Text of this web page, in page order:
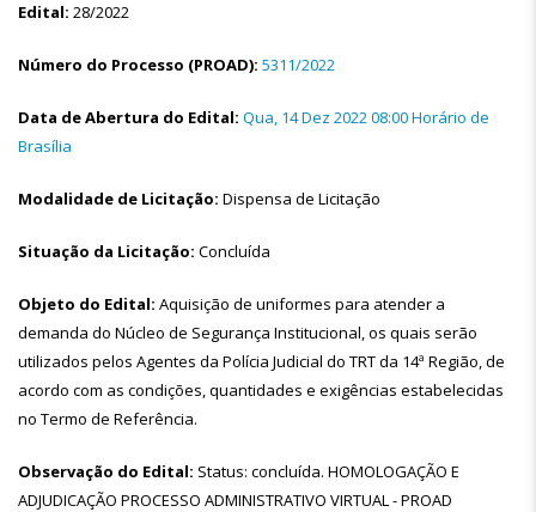
Edital: 28/2022
Número do Processo (PROAD): 5311/2022
Data de Abertura do Edital: Qua, 14 Dez 2022 08:00 Horário de
Brasília
Modalidade de Licitação: Dispensa de Licitação
Situação da Licitação: Concluída
Objeto do Edital: Aquisição de uniformes para atender a
demanda do Núcleo de Segurança Institucional, os quais serão
utilizados pelos Agentes da Polícia Judicial do TRT da 14ª Região, de
acordo com as condições, quantidades e exigências estabelecidas
no Termo de Referência.
Observação do Edital: Status: concluída. HOMOLOGAÇÃO E
ADJUDICAÇÃO PROCESSO ADMINISTRATIVO VIRTUAL - PROAD